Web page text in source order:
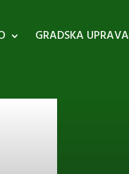
GRADSKA UPRAVA